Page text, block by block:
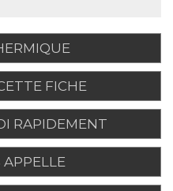
FICHE
RAPIDEMENT
APPELLE